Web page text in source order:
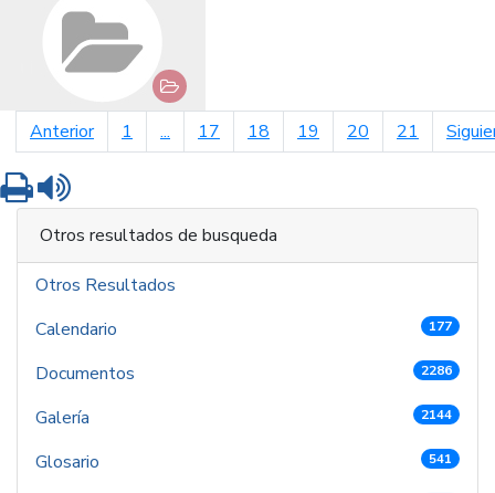
Anteriorpágina anterior
1 ... 17 18 19 20 21
Imprimir
Otros resultados de busqueda
Otros Resultados
Calendario
177
Documentos 2286
Galería 2144
Glosario 541